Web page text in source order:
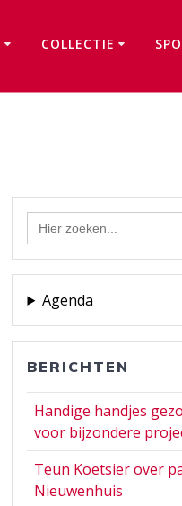
COLLECTIE
Zoek
naar:
Agenda
BERICHTEN
Handige handjes
voor bijzondere
Teun Koetsier over
Nieuwenhuis